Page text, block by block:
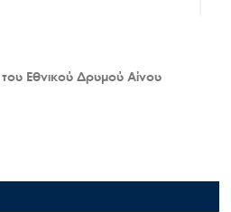
Εθνικού Δρυμού Αίνου